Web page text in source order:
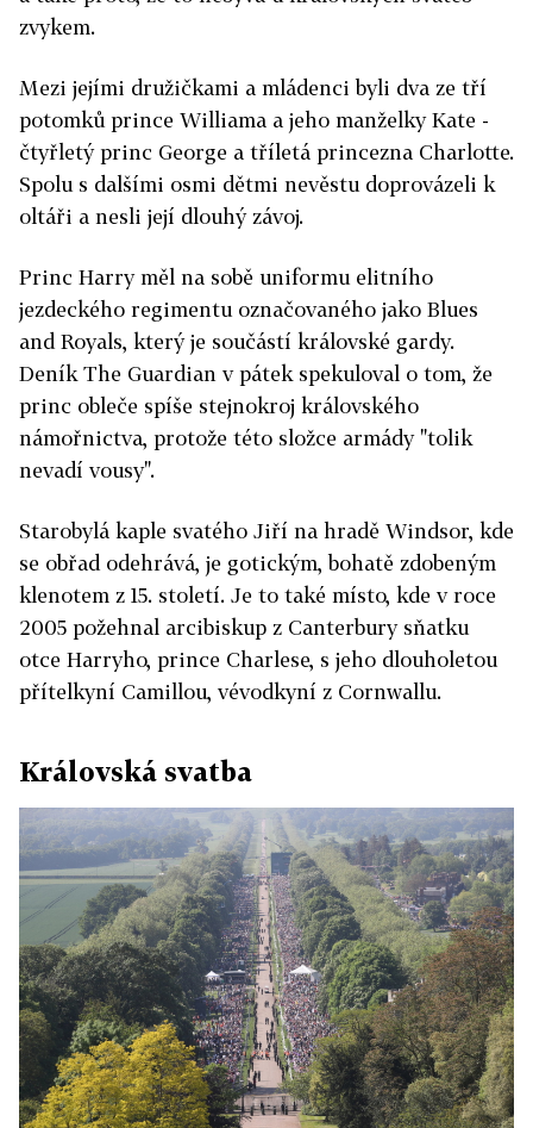
zvykem.
Mezi jejími družičkami a mládenci byli dva ze tří
potomků prince Williama a jeho manželky Kate -
čtyřletý princ George a tříletá princezna Charlotte.
Spolu s dalšími osmi dětmi nevěstu doprovázeli k
oltáři a nesli její dlouhý závoj.
Princ Harry měl na sobě uniformu elitního
jezdeckého regimentu označovaného jako Blues
and Royals, který je součástí královské gardy.
Deník The Guardian v pátek spekuloval o tom, že
princ obleče spíše stejnokroj královského
námořnictva, protože této složce armády "tolik
nevadí vousy".
Starobylá kaple svatého Jiří na hradě Windsor, kde
se obřad odehrává, je gotickým, bohatě zdobeným
klenotem z 15. století. Je to také místo, kde v roce
2005 požehnal arcibiskup z Canterbury sňatku
otce Harryho, prince Charlese, s jeho dlouholetou
přítelkyní Camillou, vévodkyní z Cornwallu.
Královská svatba